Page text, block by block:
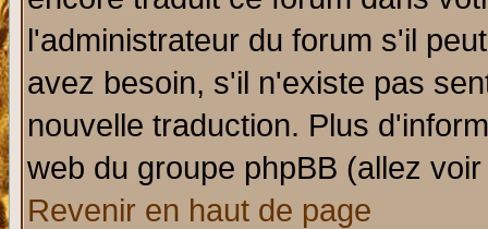
l'administrateur du forum s'il
avez besoin, s'il n'existe pas
nouvelle traduction. Plus
web du groupe phpBB (allez
Revenir en haut de page